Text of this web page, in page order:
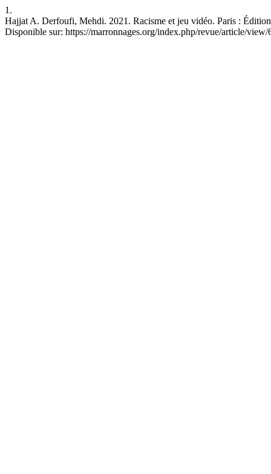
1.
Hajjat A. Derfoufi, Mehdi. 2021. Racisme et jeu vidéo. Paris :
Disponible sur: https://marronnages.org/index.php/revue/article/view/